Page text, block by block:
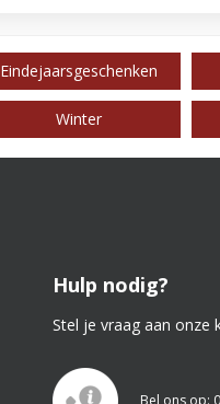
Eindejaarsgeschenken
Winter
Hulp nodig?
Stel je vraag aan onze